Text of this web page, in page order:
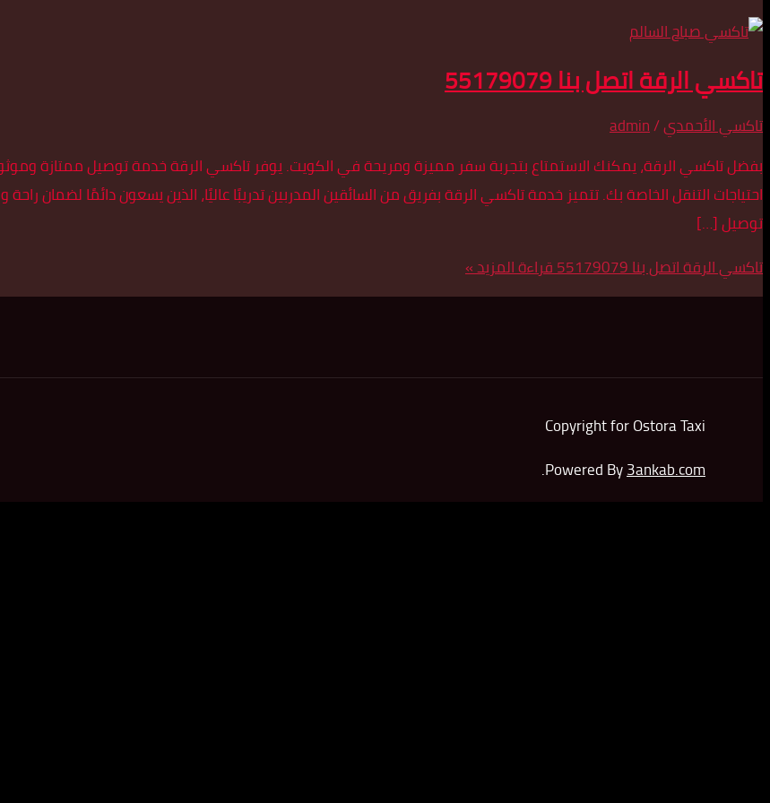
تاكسي الرقة اتصل بنا 55179079
تاكسي الأحمدي/
admin
بفضل تاكسي الرقة، يمكنك الاستمتاع بتجربة سفر مميزة ومريحة في الكويت. يوفر تاكسي الرقة خدمة توصيل ممتازة
احتياجات التنقل الخاصة بك. تتميز خدمة تاكسي الرقة بفريق من السائقين المدربين تدريبًا عاليًا، الذين يسعون دائمًا لضمان
توصيل […]
تاكسي الرقة اتصل بنا 55179079
قراءة المزيد »
Copyright for Ostora Taxi
Powered By3ankab.com
.